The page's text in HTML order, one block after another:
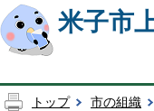
米子市
トップ 市の組織